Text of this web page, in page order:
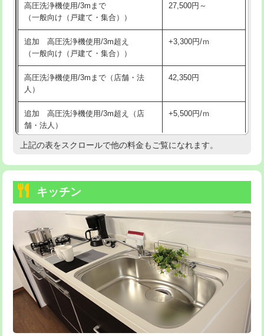
交換・取付(排水栓・排水トラップ
（P/S/ポップアップ））
22,000円+材料費
交換・取付（その他部品） 11,000円+材料費
持込商品取付（単水栓） 13,200円
持込商品取付（混合水栓）
持込商品取付（浄水器・分岐水栓） 16,500円
持込商品取付（温水洗浄便座） 22,000円
持込商品取付（普通便座⇔温水洗浄便
22,000円
給水管工事※（ホール加工)
給水管工事※（バンド止め) 3,300円
給水管工事※（支持金具設置) 5,500円
給水管工事※（保温材使用（バンド止
め込み）)
5,500円
給水管工事※（土の掘削・埋め戻し作
11,000円
高圧洗浄機使用/3mまで
（一般向け（戸建て・集合））
27,500円～
追加 高圧洗浄機使用/3m超え
（一般向け（戸建て・集合））
+3,300円/ｍ
高圧洗浄機使用/3mまで（店舗・法
人）
42,350円
追加 高圧洗浄機使用/3m超え（店
舗・法人）
+5,500円/ｍ
高度高圧洗浄換 現地調査
トーラー機使用/3mまで
追加トーラー機使用/3m超え +3,300円
カメラ調査 33,000円
桝清掃 8,800円
止水・漏水調査・防水処理・清掃・修
理・調整・分解・加工など（軽作業）
11,000円
止水・漏水調査・防水処理・清掃・修
22,000円
上記の表をスクロールで他の料金もご覧になれます。
キッチン